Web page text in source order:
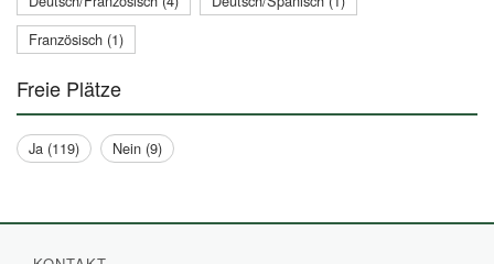
Französisch (1)
Freie Plätze
Ja (119) Nein (9)